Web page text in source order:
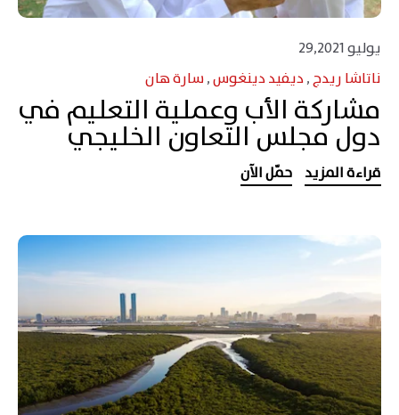
يوليو 29,2021
ناتاشا ريدج,ديفيد دينغوس,سارة هان
مشاركة الأب وعملية التعليم في
دول مجلس التعاون الخليجي
قراءة المزيد حمّل الآن